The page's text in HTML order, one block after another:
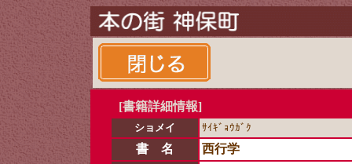
[書籍詳細情報]
ショメイ ｻｲｷﾞｮｳｶﾞｸ
書 名 西行学